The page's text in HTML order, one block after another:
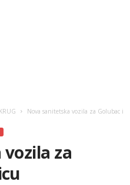
Nova sanitetska vozila za Golubac i
za